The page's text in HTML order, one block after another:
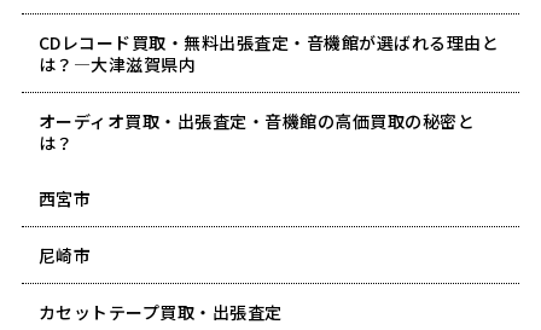
CDレコード買取・無料出張査定・音機館が選ばれる理由と
は？―大津滋賀県内
オーディオ買取・出張査定・音機館の高価買取の秘密と
は？
西宮市
尼崎市
カセットテープ買取・出張査定